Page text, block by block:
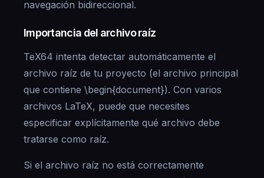
navegación bidireccional.
Importancia del archivo raíz
TeX64 intenta detectar automáticamente el
archivo raíz de tu proyecto (el archivo principal
que contiene \begin{document}). Con varios
archivos LaTeX, puede que necesites
especificar explícitamente qué archivo debe
tratarse como raíz.
Si el archivo raíz no está correctamente